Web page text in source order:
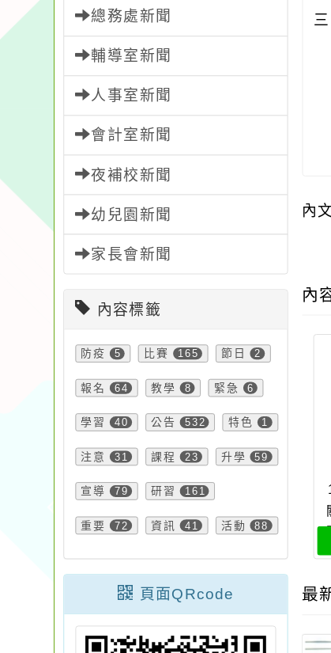
總務處新聞
輔導室新聞
人事室新聞
會計室新聞
夜補校新聞
幼兒園新聞
家長會新聞
內容標籤
防疫 5 比賽 165 節日 2
報名 64 教學 8 緊急 6
學習 40 公告 532 特色 1
注意 31 課程 23 升學 59
宣導 79 研習 161
重要 72 資訊 41 活動 88
頁面QRcode
內
內
最